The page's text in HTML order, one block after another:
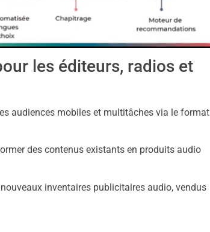
les éditeurs, radios et
audiences mobiles et multitâches via le format
des contenus existants en produits audio
inventaires publicitaires audio, vendus